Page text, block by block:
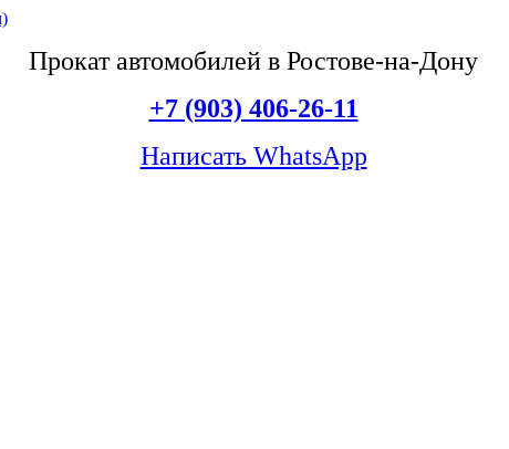
Прокат автомобилей в Ростове-на-Дону
+7 (903) 406-26-11
Написать WhatsApp